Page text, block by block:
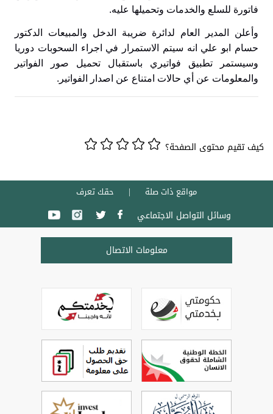
فاتورة للسلع والخدمات وتحميلها عليه.
وأعلن المدير العام لدائرة ضريبة الدخل والمبيعات الدكتور
حسام ابو علي انه سيتم الاستمرار في اجراء السحوبات دوريا
وسيستمر تطبيق فواتيري باستقبال تحميل صور الفواتير
والمعلومات عن أي حالات امتناع عن اصدار الفواتير.
كيف تقيم محتوى الصفحة؟
مواقع ذات صلة حقك تعرف
وسائل التواصل الاجتماعي
معلومات الاتصال